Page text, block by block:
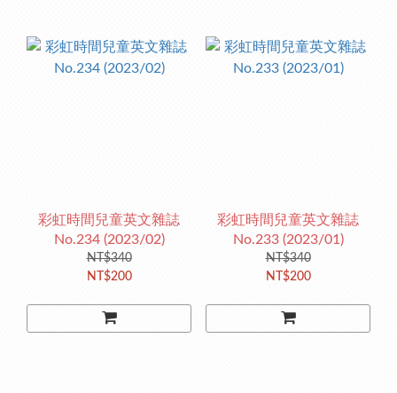
彩虹時間兒童英文雜誌
No.234 (2023/02)
NT$340
NT$200
彩虹時間兒童英文雜誌
No.233 (2023/01)
NT$340
NT$200